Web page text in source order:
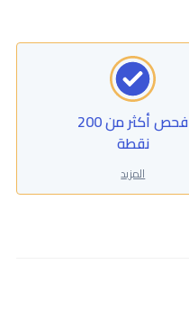
فحص أكثر من 200
نقطة
المزيد